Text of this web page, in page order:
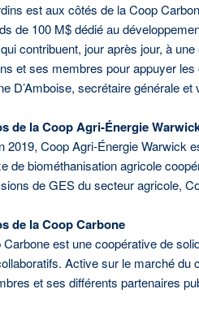
est aux côtés de la Coop
de 100 M$ dédié au
contribuent, jour après jour, à
et ses membres pour appuyer les
D’Amboise, secrétaire générale
de la Coop Agri-Énergie
2019, Coop Agri-Énergie Warwick
de biométhanisation agricole
de GES du secteur agricole,
de la Coop Carbone
Carbone est une coopérative de
Active sur le marché du
et ses différents partenaires